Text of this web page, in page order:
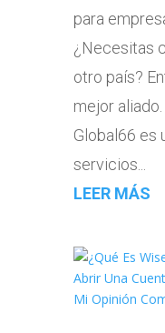
para
¿Necesitas
otro país?
mejor
Global66 es
servicios...
LEER MÁS